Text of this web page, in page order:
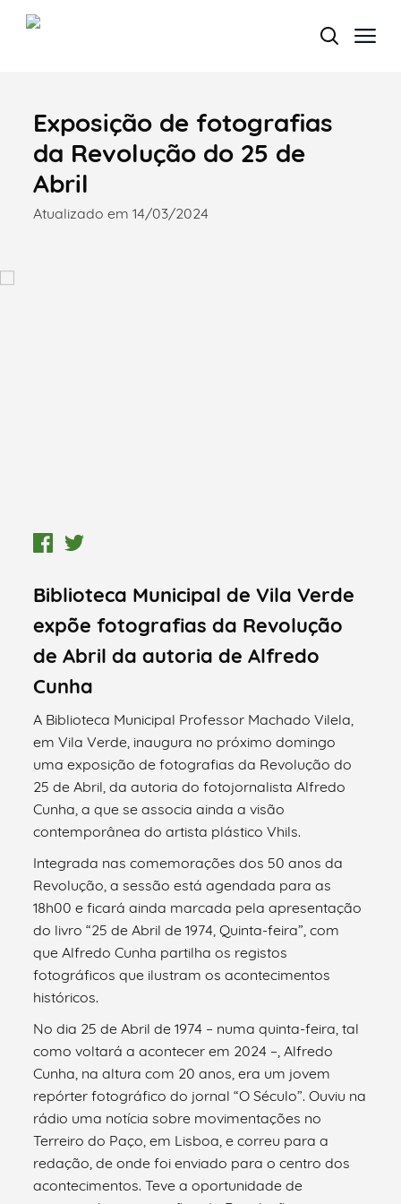
Termo de Pesquisa
Exposição de fotografias
da Revolução do 25 de
Abril
Atualizado em 14/03/2024
Biblioteca Municipal de Vila Verde
expõe fotografias da Revolução
de Abril da autoria de Alfredo
Cunha
A Biblioteca Municipal Professor Machado Vilela,
em Vila Verde, inaugura no próximo domingo
uma exposição de fotografias da Revolução do
25 de Abril, da autoria do fotojornalista Alfredo
Cunha, a que se associa ainda a visão
contemporânea do artista plástico Vhils.
Integrada nas comemorações dos 50 anos da
Revolução, a sessão está agendada para as
18h00 e ficará ainda marcada pela apresentação
do livro “25 de Abril de 1974, Quinta-feira”, com
que Alfredo Cunha partilha os registos
fotográficos que ilustram os acontecimentos
históricos.
No dia 25 de Abril de 1974 – numa quinta-feira, tal
como voltará a acontecer em 2024 –, Alfredo
Cunha, na altura com 20 anos, era um jovem
repórter fotográfico do jornal “O Século”. Ouviu na
rádio uma notícia sobre movimentações no
Terreiro do Paço, em Lisboa, e correu para a
redação, de onde foi enviado para o centro dos
acontecimentos. Teve a oportunidade de